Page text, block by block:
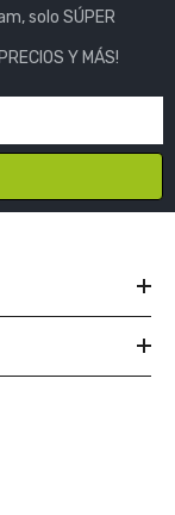
solo SÚPER
Y MÁS!